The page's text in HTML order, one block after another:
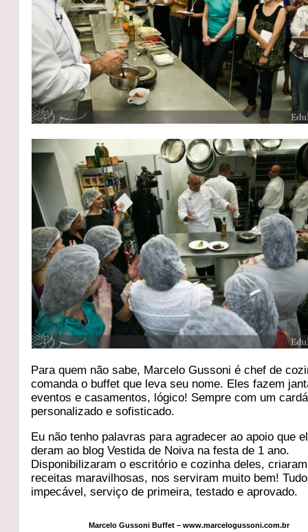
Para quem não sabe, Marcelo Gussoni é chef de
comanda o buffet que leva seu nome. Eles fazem
eventos e casamentos, lógico! Sempre com um
personalizado e sofisticado.
Eu não tenho palavras para agradecer ao apoio que
deram ao blog Vestida de Noiva na festa de 1 ano.
Disponibilizaram o escritório e cozinha deles,
receitas maravilhosas, nos serviram muito bem! Tudo
impecável, serviço de primeira, testado e aprovado.
Marcelo Gussoni Buffet – www.marcelogussoni.com.br